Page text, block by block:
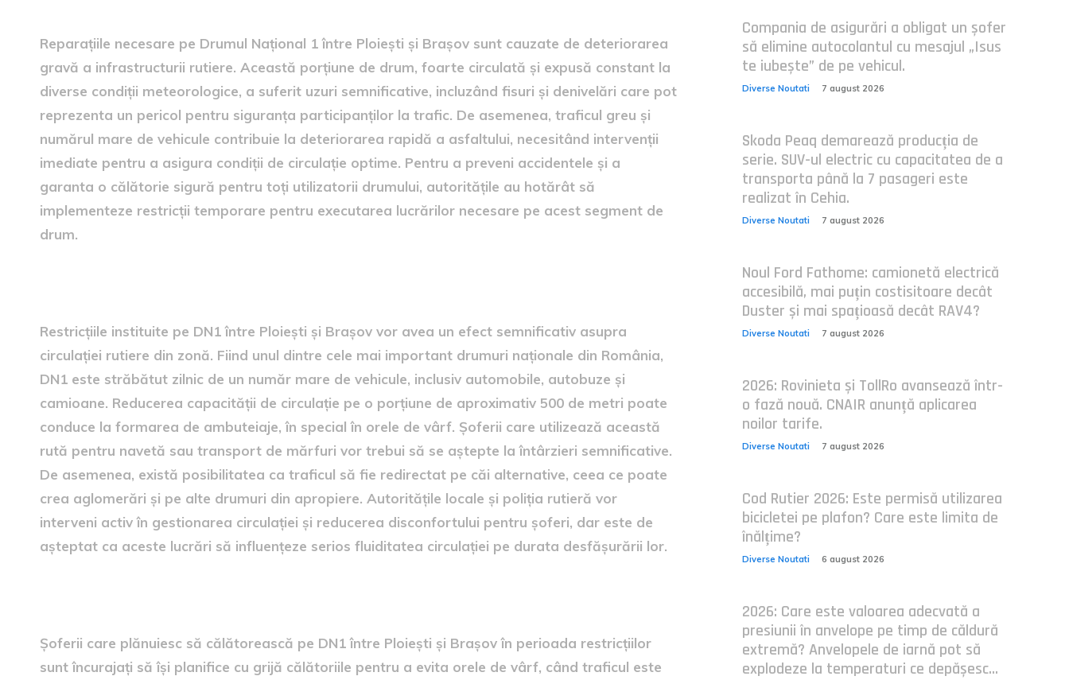
Reparațiile necesare pe Drumul Național 1 între Ploiești și Brașov sunt cauzate de deteriorarea
gravă a infrastructurii rutiere. Această porțiune de drum, foarte circulată și expusă constant la
diverse condiții meteorologice, a suferit uzuri semnificative, incluzând fisuri și denivelări care pot
reprezenta un pericol pentru siguranța participanților la trafic. De asemenea, traficul greu și
numărul mare de vehicule contribuie la deteriorarea rapidă a asfaltului, necesitând intervenții
imediate pentru a asigura condiții de circulație optime. Pentru a preveni accidentele și a
garanta o călătorie sigură pentru toți utilizatorii drumului, autoritățile au hotărât să
implementeze restricții temporare pentru executarea lucrărilor necesare pe acest segment de
drum.
Restricțiile instituite pe DN1 între Ploiești și Brașov vor avea un efect semnificativ asupra
circulației rutiere din zonă. Fiind unul dintre cele mai important drumuri naționale din România,
DN1 este străbătut zilnic de un număr mare de vehicule, inclusiv automobile, autobuze și
camioane. Reducerea capacității de circulație pe o porțiune de aproximativ 500 de metri poate
conduce la formarea de ambuteiaje, în special în orele de vârf. Șoferii care utilizează această
rută pentru navetă sau transport de mărfuri vor trebui să se aștepte la întârzieri semnificative.
De asemenea, există posibilitatea ca traficul să fie redirectat pe căi alternative, ceea ce poate
crea aglomerări și pe alte drumuri din apropiere. Autoritățile locale și poliția rutieră vor
interveni activ în gestionarea circulației și reducerea disconfortului pentru șoferi, dar este de
așteptat ca aceste lucrări să influențeze serios fluiditatea circulației pe durata desfășurării lor.
Șoferii care plănuiesc să călătorească pe DN1 între Ploiești și Brașov în perioada restricțiilor
sunt încurajați să își planifice cu grijă călătoriile pentru a evita orele de vârf, când traficul este
Compania de asigurări a obligat un șofer
să elimine autocolantul cu mesajul „Isus
te iubește” de pe vehicul.
Diverse Noutati 7 august 2026
Skoda Peaq demarează producția de
serie. SUV-ul electric cu capacitatea de a
transporta până la 7 pasageri este
realizat în Cehia.
Diverse Noutati 7 august 2026
Noul Ford Fathome: camionetă electrică
accesibilă, mai puțin costisitoare decât
Duster și mai spațioasă decât RAV4?
Diverse Noutati 7 august 2026
2026: Rovinieta și TollRo avansează într-
o fază nouă. CNAIR anunță aplicarea
noilor tarife.
Diverse Noutati 7 august 2026
Cod Rutier 2026: Este permisă utilizarea
bicicletei pe plafon? Care este limita de
înălțime?
Diverse Noutati 6 august 2026
2026: Care este valoarea adecvată a
presiunii în anvelope pe timp de căldură
extremă? Anvelopele de iarnă pot să
explodeze la temperaturi ce depășesc...